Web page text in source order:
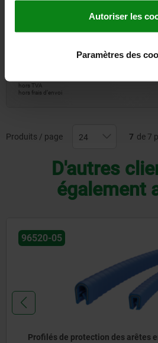
Autoriser les
Paramètres des
Billes de serrage aimantées
hors TVA
hors frais d’envoi
Produits / page 7 de 7
D'autres
également
96520-05
Profilés de protection des arêtes